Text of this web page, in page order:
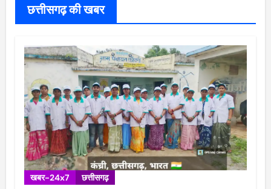
छत्तीसगढ़ की खबर
खबर-24x7 छत्तीसगढ़